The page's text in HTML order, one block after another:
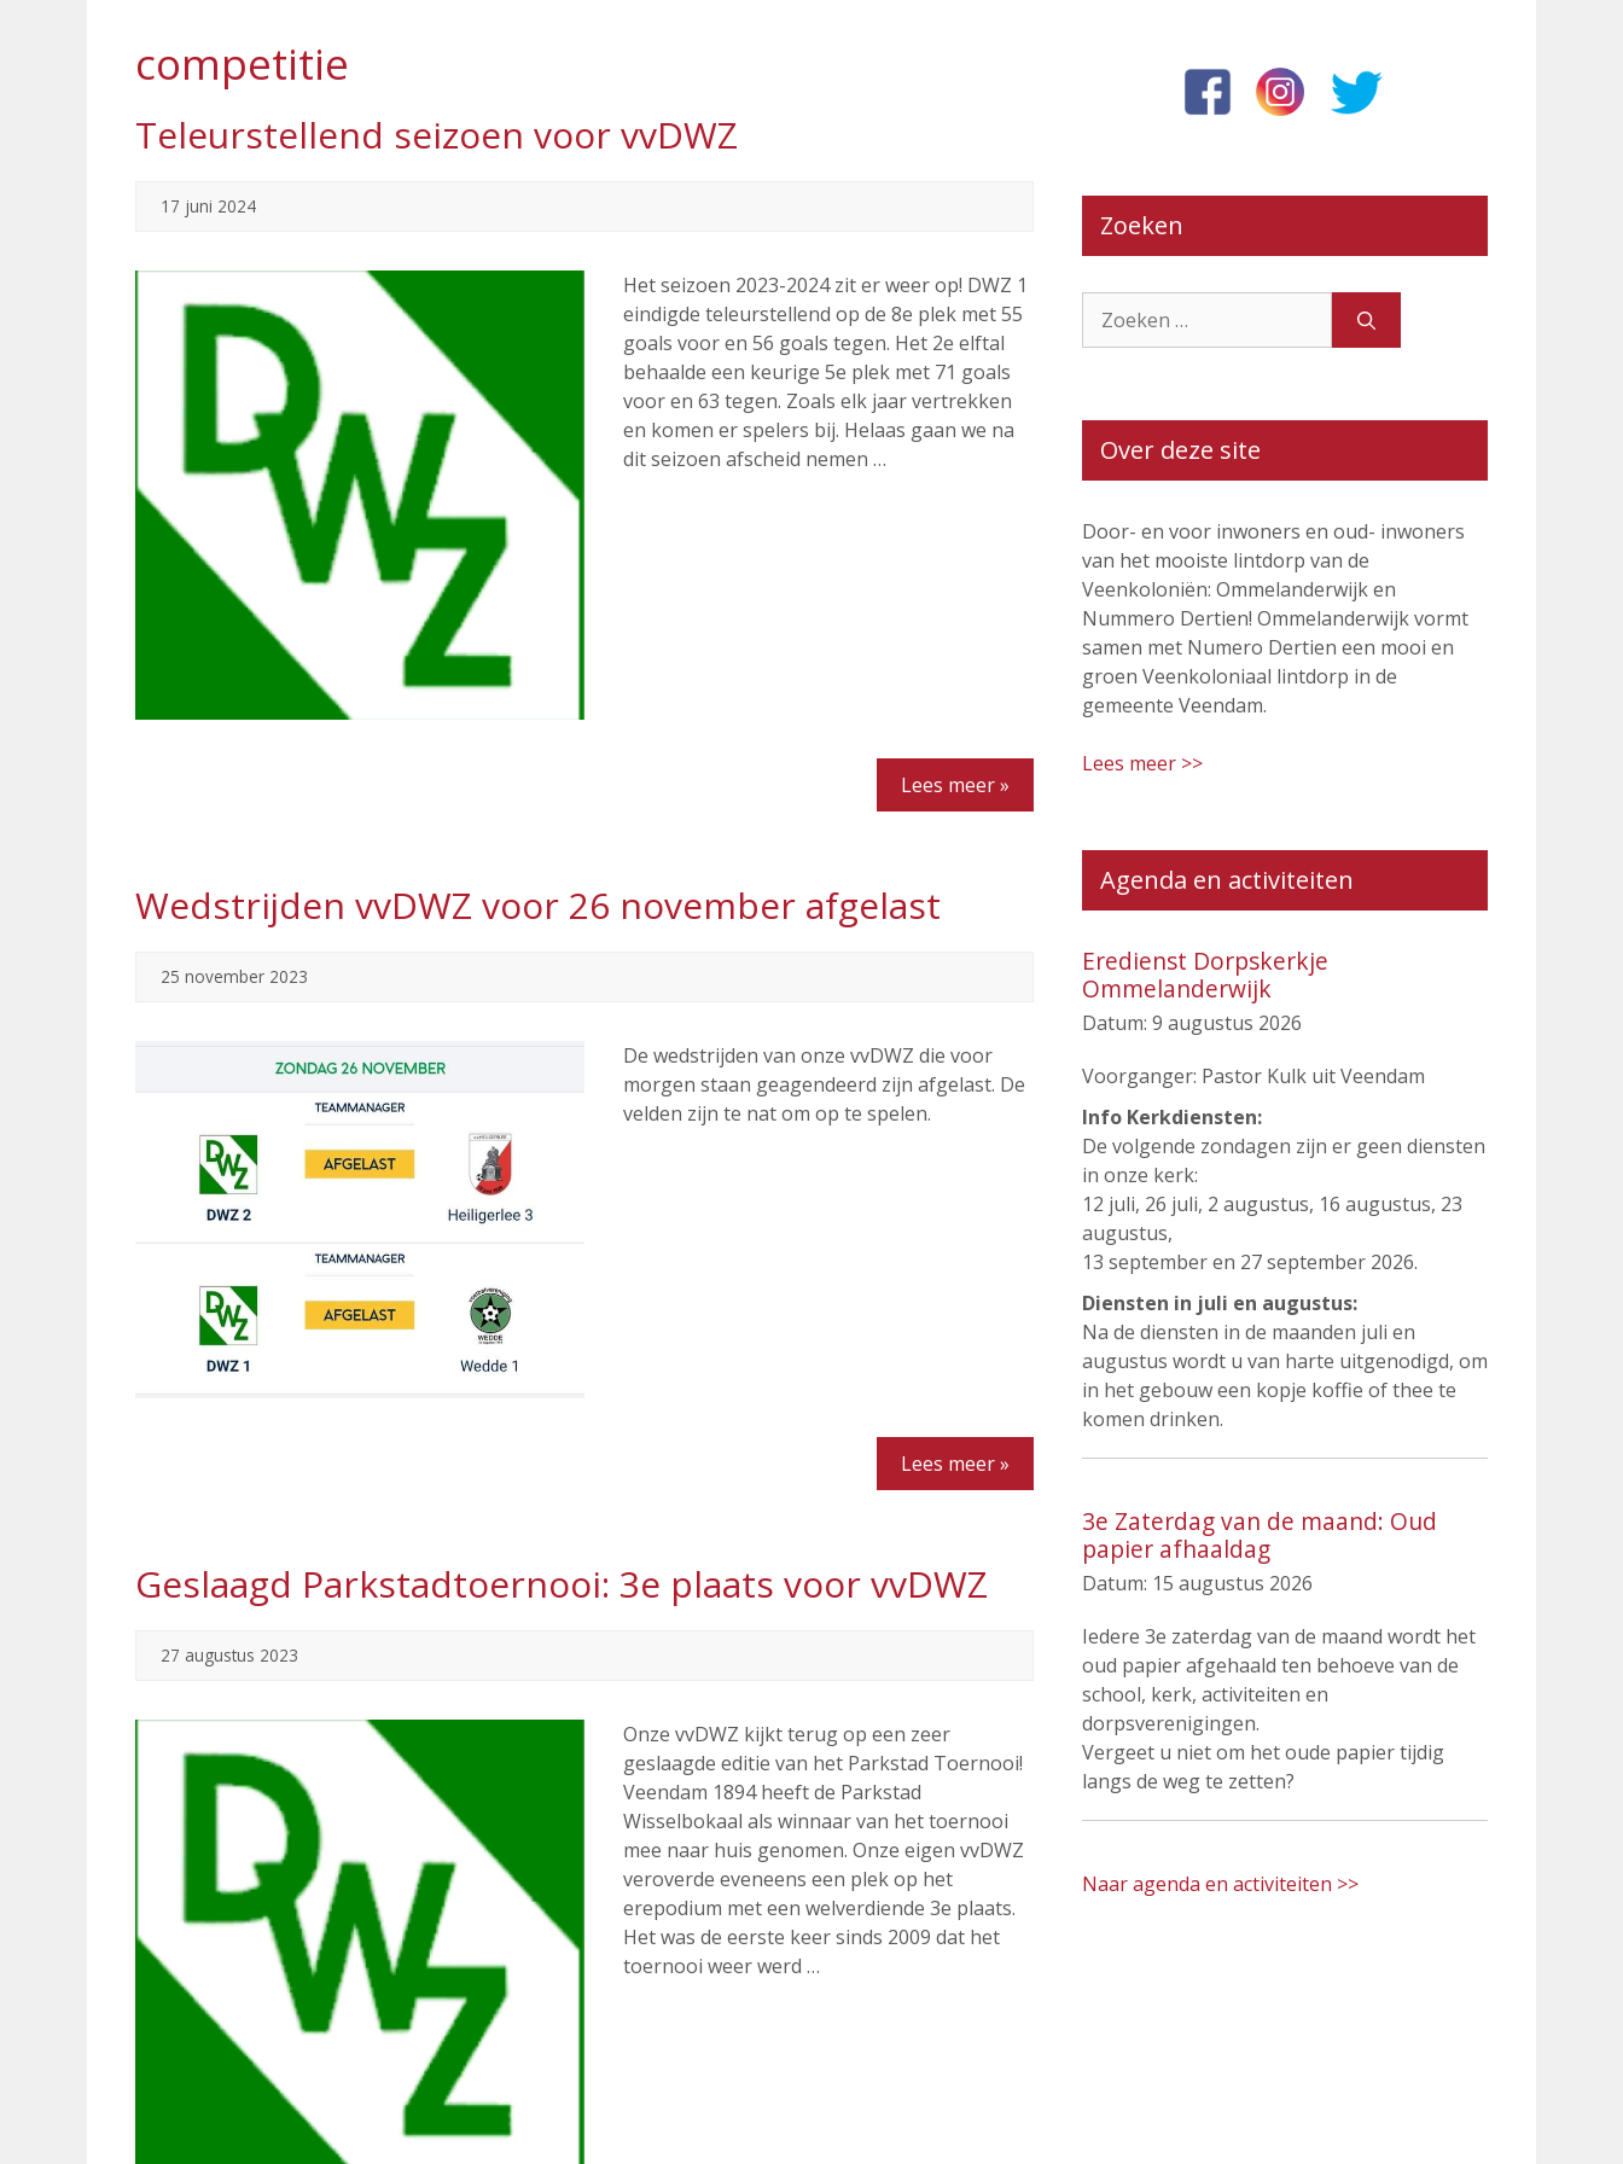
competitie
Teleurstellend seizoen voor vvDWZ
17 juni 2024
Het seizoen 2023-2024 zit er weer op! DWZ 1
eindigde teleurstellend op de 8e plek met 55
goals voor en 56 goals tegen. Het 2e elftal
behaalde een keurige 5e plek met 71 goals
voor en 63 tegen. Zoals elk jaar vertrekken
en komen er spelers bij. Helaas gaan we na
dit seizoen afscheid nemen …
Lees meer »
Wedstrijden vvDWZ voor 26 november afgelast
25 november 2023
De wedstrijden van onze vvDWZ die voor
morgen staan geagendeerd zijn afgelast. De
velden zijn te nat om op te spelen.
Lees meer »
Geslaagd Parkstadtoernooi: 3e plaats voor vvDWZ
27 augustus 2023
Onze vvDWZ kijkt terug op een zeer
geslaagde editie van het Parkstad Toernooi!
Veendam 1894 heeft de Parkstad
Wisselbokaal als winnaar van het toernooi
mee naar huis genomen. Onze eigen vvDWZ
veroverde eveneens een plek op het
erepodium met een welverdiende 3e plaats.
Het was de eerste keer sinds 2009 dat het
toernooi weer werd …
Zoeken
naar:
Over deze site
Door- en voor inwoners en oud- inwoners
van het mooiste lintdorp van de
Veenkoloniën: Ommelanderwijk en
Nummero Dertien! Ommelanderwijk vormt
samen met Numero Dertien een mooi en
groen Veenkoloniaal lintdorp in de
gemeente Veendam.
Lees meer >>
Agenda en activiteiten
Eredienst Dorpskerkje
Ommelanderwijk
Datum: 9 augustus 2026
Voorganger: Pastor Kulk uit Veendam
Info Kerkdiensten:
De volgende zondagen zijn er geen diensten
in onze kerk:
12 juli, 26 juli, 2 augustus, 16 augustus, 23
augustus,
13 september en 27 september 2026.
Diensten in juli en augustus:
Na de diensten in de maanden juli en
augustus wordt u van harte uitgenodigd, om
in het gebouw een kopje koffie of thee te
komen drinken.
3e Zaterdag van de maand: Oud
papier afhaaldag
Datum: 15 augustus 2026
Iedere 3e zaterdag van de maand wordt het
oud papier afgehaald ten behoeve van de
school, kerk, activiteiten en
dorpsverenigingen.
Vergeet u niet om het oude papier tijdig
langs de weg te zetten?
Naar agenda en activiteiten >>